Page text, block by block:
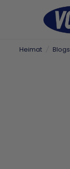
Heimat Blogs